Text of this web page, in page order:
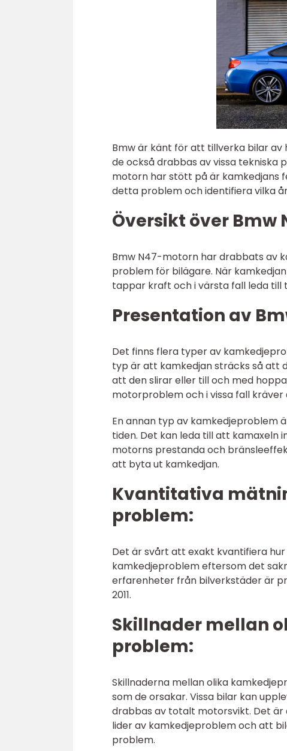
Bmw är känt för att tillverka bilar
de också drabbas av vissa tekniska
motorn har stött på är kamkedjans
detta problem och identifiera vilka
Översikt över
Bmw N47-motorn har drabbats av
problem för bilägare. När
tappar kraft och i värsta fall leda till
Presentation av
Det finns flera typer av
typ är att kamkedjan sträcks så att
att den slirar eller till och med
motorproblem och i vissa fall
En annan typ av kamkedjeproblem
tiden. Det kan leda till att kamaxeln
motorns prestanda och
att byta ut kamkedjan.
Kvantitativa
problem:
Det är svårt att exakt kvantifiera
kamkedjeproblem eftersom det
erfarenheter från bilverkstäder är
2011.
Skillnader mellan
problem:
Skillnaderna mellan olika
som de orsakar. Vissa bilar kan
drabbas av totalt motorsvikt. Det
lider av kamkedjeproblem och att
problem.